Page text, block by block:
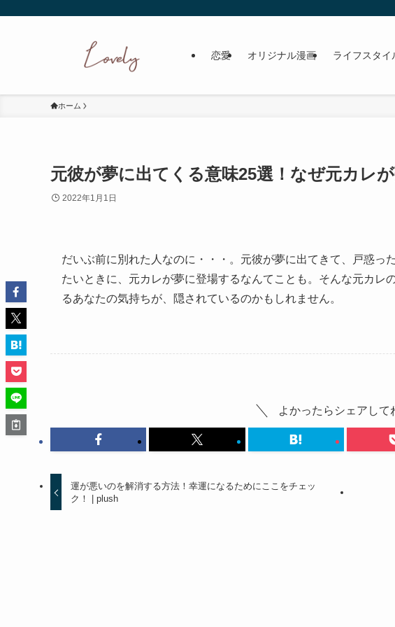
恋愛 オリジナル漫画 ライフスタイ
ホーム
元彼が夢に出てくる意味25選！なぜ元カレ
2022年1月1日
だいぶ前に別れた人なのに・・・。元彼が夢に出てきて、戸惑っ
たいときに、元カレが夢に登場するなんてことも。そんな元カレ
るあなたの気持ちが、隠されているのかもしれません。
よかったらシェアして
運が悪いのを解消する方法！幸運になるためにここをチェッ
ク！ | plush